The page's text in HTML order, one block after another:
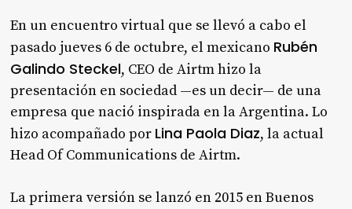
En un encuentro virtual que se llevó a cabo el
pasado jueves 6 de octubre, el mexicano Rubén
Galindo Steckel, CEO de Airtm hizo la
presentación en sociedad —es un decir— de una
empresa que nació inspirada en la Argentina. Lo
hizo acompañado por Lina Paola Diaz, la actual
Head Of Communications de Airtm.
La primera versión se lanzó en 2015 en Buenos